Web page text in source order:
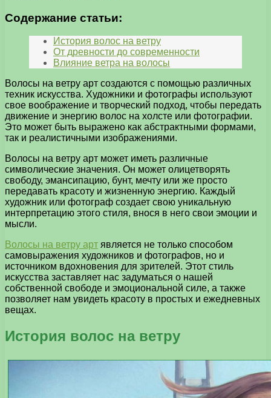
Содержание статьи:
История волос на ветру
От древности до современности
Влияние ветра на волосы
Волосы на ветру арт создаются с помощью различных
техник искусства. Художники и фотографы используют
свое воображение и творческий подход, чтобы передать
движение и энергию волос на холсте или фотографии.
Это может быть выражено как абстрактными формами,
так и реалистичными изображениями.
Волосы на ветру арт может иметь различные
символические значения. Он может олицетворять
свободу, эмансипацию, бунт, мечту или же просто
передавать красоту и жизненную энергию. Каждый
художник или фотограф создает свою уникальную
интерпретацию этого стиля, внося в него свои эмоции и
мысли.
Волосы на ветру арт является не только способом
самовыражения художников и фотографов, но и
источником вдохновения для зрителей. Этот стиль
искусства заставляет нас задуматься о нашей
собственной свободе и эмоциональной силе, а также
позволяет нам увидеть красоту в простых и ежедневных
вещах.
История волос на ветру